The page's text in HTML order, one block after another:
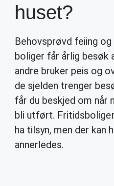
huset?
Behovsprøvd feiing
boliger får årlig besøk
andre bruker peis og
de sjelden trenger
får du beskjed om når
bli utført. Fritidsboliger
ha tilsyn, men der kan
annerledes.